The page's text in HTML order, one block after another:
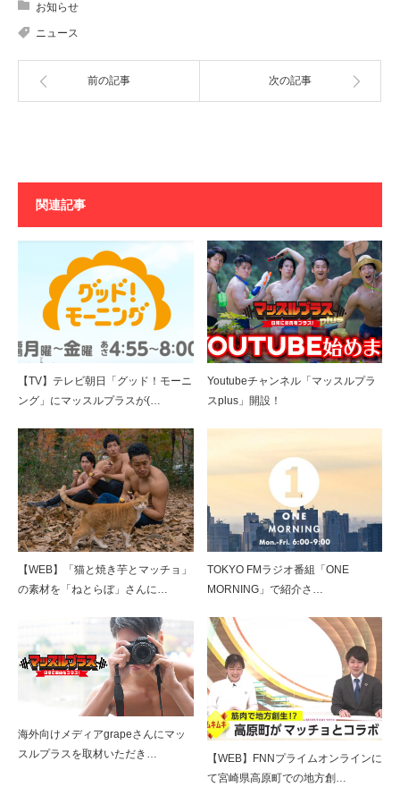
お知らせ
ニュース
前の記事 次の記事
関連記事
【TV】テレビ朝日「グッド！モーニ
ング」にマッスルプラスが(…
Youtubeチャンネル「マッスルプラ
スplus」開設！
【WEB】「猫と焼き芋とマッチョ」
の素材を「ねとらぼ」さんに…
TOKYO FMラジオ番組「ONE
MORNING」で紹介さ…
海外向けメディアgrapeさんにマッ
スルプラスを取材いただき…
【WEB】FNNプライムオンラインに
て宮崎県高原町での地方創…
【YouTube】マッチョフリー素材メンバーが
ギネス世界記録…